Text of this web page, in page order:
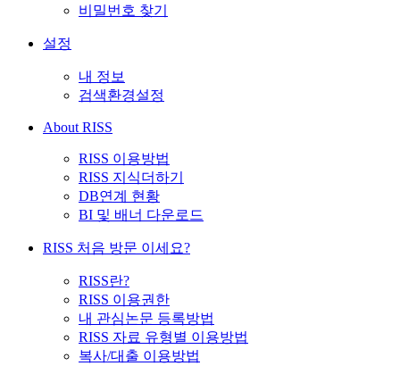
비밀번호 찾기
설정
내 정보
검색환경설정
About RISS
RISS 이용방법
RISS 지식더하기
DB연계 현황
BI 및 배너 다운로드
RISS 처음 방문 이세요?
RISS란?
RISS 이용권한
내 관심논문 등록방법
RISS 자료 유형별 이용방법
복사/대출 이용방법